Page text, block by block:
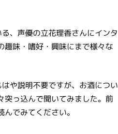
、声優の立花理香さんにインタ
趣味・嗜好・興味にまで様々な
や説明不要ですが、お酒につい
突っ込んで聞いてみました。前
でみてください。